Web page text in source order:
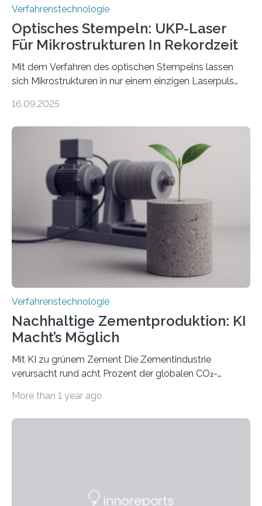
Verfahrenstechnologie
Optisches Stempeln: UKP-Laser
Für Mikrostrukturen In Rekordzeit
Mit dem Verfahren des optischen Stempelns lassen
sich Mikrostrukturen in nur einem einzigen Laserpuls
zeitaufwändiges Abscannen der Fläche. Am Fraunhofer
RWTH Aachen den Strahl eines Ultrakurzpulslasers
mithilfe eines Spatial Light Modulators (SLM) exakt in
das gewünschte Muster und bringen es direkt auf die
Werkstückoberfläche. Das beschleunigt die
Bearbeitung deutlich und eröffnet neue Möglichkeiten
für Branchen wie die stahl- und metallverarbeitende
Industrie oder die Glasverarbeitung. Erste Tests…
16.09.2025
Verfahrenstechnologie
Nachhaltige Zementproduktion: KI
Macht’s Möglich
Mit KI zu grünem Zement Die Zementindustrie
verursacht rund acht Prozent der globalen CO₂-
Flugverkehr. Forschende am Paul Scherrer Institut PSI
brennen, der Grundstoff für baufertigen Zement. Wenig
More than 1 year ago